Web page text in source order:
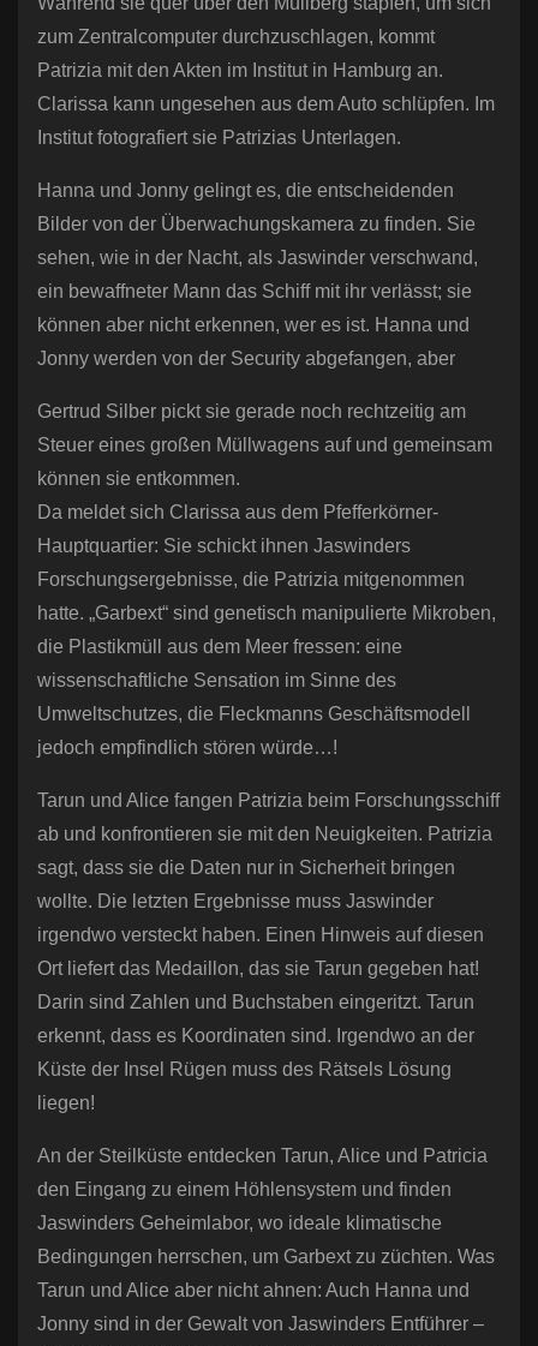
zum Zentralcomputer durchzuschlagen, kommt
Patrizia mit den Akten im Institut in Hamburg an.
Clarissa kann ungesehen aus dem Auto schlüpfen. Im
Institut fotografiert sie Patrizias Unterlagen.
Hanna und Jonny gelingt es, die entscheidenden
Bilder von der Überwachungskamera zu finden. Sie
sehen, wie in der Nacht, als Jaswinder verschwand,
ein bewaffneter Mann das Schiff mit ihr verlässt; sie
können aber nicht erkennen, wer es ist. Hanna und
Jonny werden von der Security abgefangen, aber
Gertrud Silber pickt sie gerade noch rechtzeitig am
Steuer eines großen Müllwagens auf und gemeinsam
können sie entkommen.
Da meldet sich Clarissa aus dem Pfefferkörner-
Hauptquartier: Sie schickt ihnen Jaswinders
Forschungsergebnisse, die Patrizia mitgenommen
hatte. „Garbext“ sind genetisch manipulierte Mikroben,
die Plastikmüll aus dem Meer fressen: eine
wissenschaftliche Sensation im Sinne des
Umweltschutzes, die Fleckmanns Geschäftsmodell
jedoch empfindlich stören würde…!
Tarun und Alice fangen Patrizia beim Forschungsschiff
ab und konfrontieren sie mit den Neuigkeiten. Patrizia
sagt, dass sie die Daten nur in Sicherheit bringen
wollte. Die letzten Ergebnisse muss Jaswinder
irgendwo versteckt haben. Einen Hinweis auf diesen
Ort liefert das Medaillon, das sie Tarun gegeben hat!
Darin sind Zahlen und Buchstaben eingeritzt. Tarun
erkennt, dass es Koordinaten sind. Irgendwo an der
Küste der Insel Rügen muss des Rätsels Lösung
liegen!
An der Steilküste entdecken Tarun, Alice und Patricia
den Eingang zu einem Höhlensystem und finden
Jaswinders Geheimlabor, wo ideale klimatische
Bedingungen herrschen, um Garbext zu züchten. Was
Tarun und Alice aber nicht ahnen: Auch Hanna und
Jonny sind in der Gewalt von Jaswinders Entführer –